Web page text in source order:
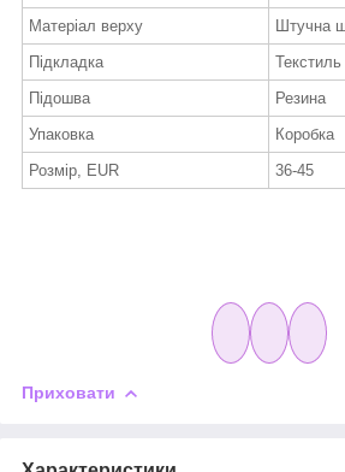
Матеріал верху
Штучна
Підкладка
Текстиль
Підошва
Резина
Упаковка
Коробка
Розмір, EUR
36-45
Приховати